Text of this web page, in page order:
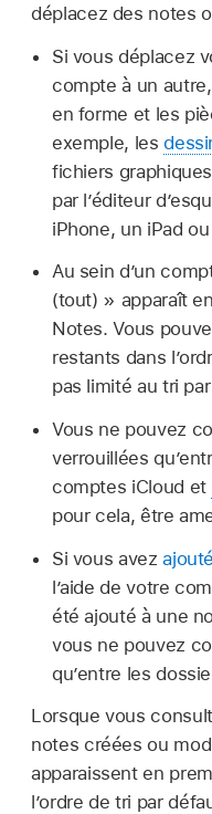
déplacez des notes
Si vous déplacez
compte à un
en forme et les
exemple, les
fichiers
par l’éditeur
iPhone, un iPad
Au sein d’un
(tout) » apparaît
Notes. Vous
restants dans
pas limité au tri
Vous ne pouvez
verrouillées
comptes iCloud et
pour cela, être
Si vous avez
l’aide de votre
été ajouté à une
vous ne pouvez
qu’entre les
Lorsque vous
notes créées ou
apparaissent en
l’ordre de tri par